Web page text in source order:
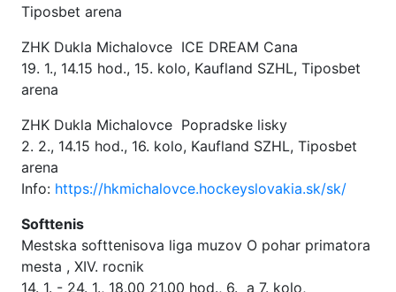
Tiposbet arena
ZHK Dukla Michalovce ICE DREAM Cana
19. 1., 14.15 hod., 15. kolo, Kaufland SZHL, Tiposbet
arena
ZHK Dukla Michalovce Popradske lisky
2. 2., 14.15 hod., 16. kolo, Kaufland SZHL, Tiposbet
arena
Info: https://hkmichalovce.hockeyslovakia.sk/sk/
Softtenis
Mestska softtenisova liga muzov O pohar primatora
mesta , XIV. rocnik
14. 1. - 24. 1., 18.00 21.00 hod., 6. a 7. kolo,